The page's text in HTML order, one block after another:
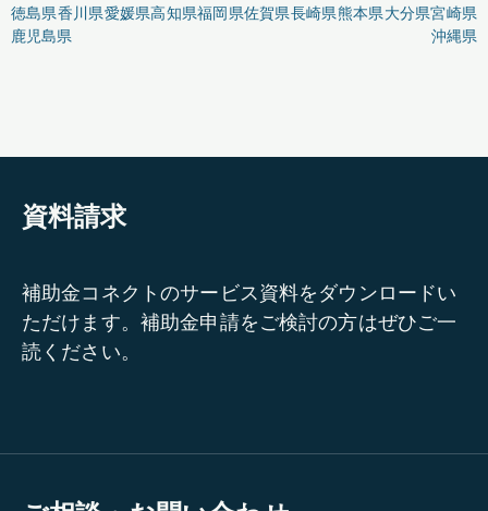
徳島県香川県愛媛県高知県福岡県佐賀県長崎県熊本県大分県宮崎県
鹿児島県
沖縄県
資料請求
補助金コネクトのサービス資料をダウンロードい
ただけます。補助金申請をご検討の方はぜひご一
読ください。